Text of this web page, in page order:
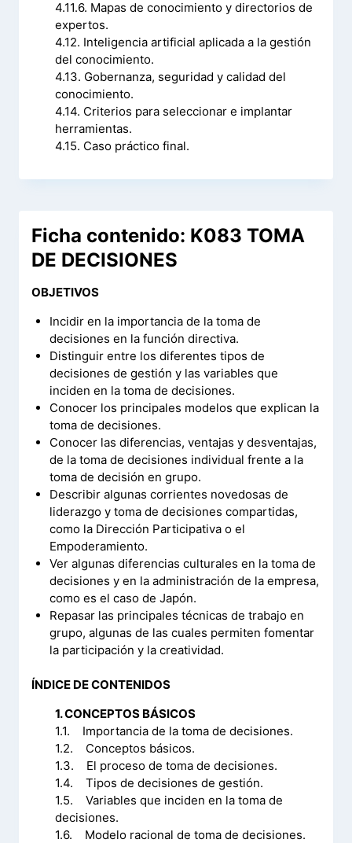
4.11.6. Mapas de conocimiento y directorios de
expertos.
4.12. Inteligencia artificial aplicada a la gestión
del conocimiento.
4.13. Gobernanza, seguridad y calidad del
conocimiento.
4.14. Criterios para seleccionar e implantar
herramientas.
4.15. Caso práctico final.
Ficha contenido: K083 TOMA
DE DECISIONES
OBJETIVOS
Incidir en la importancia de la toma de
decisiones en la función directiva.
Distinguir entre los diferentes tipos de
decisiones de gestión y las variables que
inciden en la toma de decisiones.
Conocer los principales modelos que explican la
toma de decisiones.
Conocer las diferencias, ventajas y desventajas,
de la toma de decisiones individual frente a la
toma de decisión en grupo.
Describir algunas corrientes novedosas de
liderazgo y toma de decisiones compartidas,
como la Dirección Participativa o el
Empoderamiento.
Ver algunas diferencias culturales en la toma de
decisiones y en la administración de la empresa,
como es el caso de Japón.
Repasar las principales técnicas de trabajo en
grupo, algunas de las cuales permiten fomentar
la participación y la creatividad.
ÍNDICE DE CONTENIDOS
1. CONCEPTOS BÁSICOS
1.1. Importancia de la toma de decisiones.
1.2. Conceptos básicos.
1.3. El proceso de toma de decisiones.
1.4. Tipos de decisiones de gestión.
1.5. Variables que inciden en la toma de
decisiones.
1.6. Modelo racional de toma de decisiones.